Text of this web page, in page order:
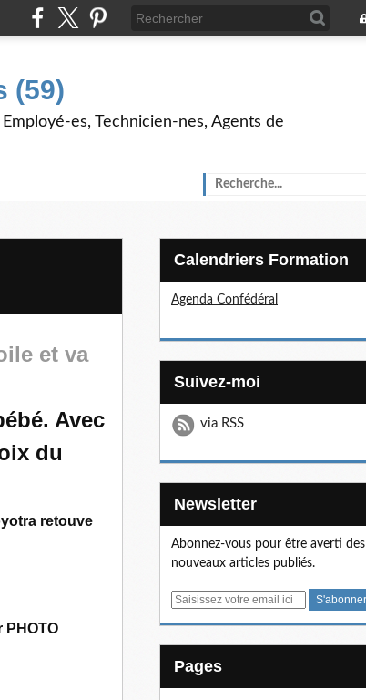
(59)
es, Technicien-nes, Agents de
et va
retouve
PHOTO
Calendriers Formation
Agenda Confédéral
Suivez-moi
via RSS
Newsletter
Abonnez-vous pour être averti des
nouveaux articles publiés.
E
Pages